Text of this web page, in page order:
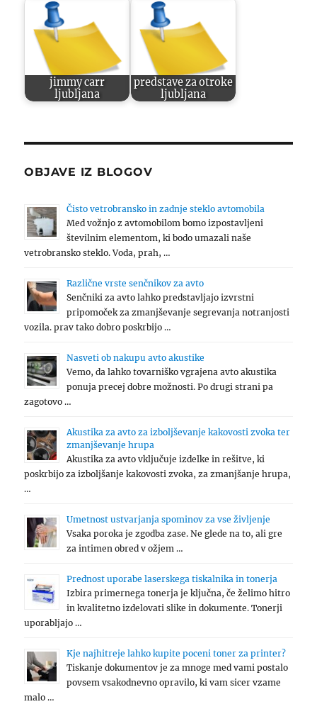
jimmy carr
ljubljana
predstave za otroke
ljubljana
OBJAVE IZ BLOGOV
Čisto vetrobransko in zadnje steklo avtomobila
Med vožnjo z avtomobilom bomo izpostavljeni
številnim elementom, ki bodo umazali naše
vetrobransko steklo. Voda, prah, …
Različne vrste senčnikov za avto
Senčniki za avto lahko predstavljajo izvrstni
pripomoček za zmanjševanje segrevanja notranjosti
vozila. prav tako dobro poskrbijo …
Nasveti ob nakupu avto akustike
Vemo, da lahko tovarniško vgrajena avto akustika
ponuja precej dobre možnosti. Po drugi strani pa
zagotovo …
Akustika za avto za izboljševanje kakovosti zvoka ter
zmanjševanje hrupa
Akustika za avto vključuje izdelke in rešitve, ki
poskrbijo za izboljšanje kakovosti zvoka, za zmanjšanje hrupa,
…
Umetnost ustvarjanja spominov za vse življenje
Vsaka poroka je zgodba zase. Ne glede na to, ali gre
za intimen obred v ožjem …
Prednost uporabe laserskega tiskalnika in tonerja
Izbira primernega tonerja je ključna, če želimo hitro
in kvalitetno izdelovati slike in dokumente. Tonerji
uporabljajo …
Kje najhitreje lahko kupite poceni toner za printer?
Tiskanje dokumentov je za mnoge med vami postalo
povsem vsakodnevno opravilo, ki vam sicer vzame
malo …